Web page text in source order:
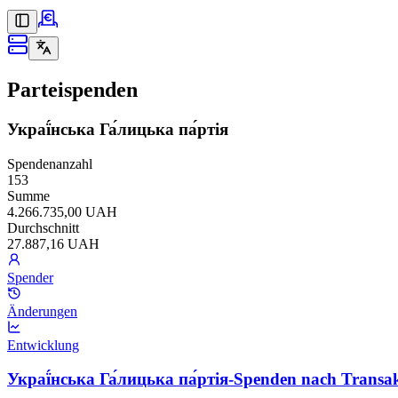
Parteispenden
Украї́нська Га́лицька па́ртія
Spendenanzahl
153
Summe
4.266.735,00 UAH
Durchschnitt
27.887,16 UAH
Spender
Änderungen
Entwicklung
Украї́нська Га́лицька па́ртія-Spenden nach